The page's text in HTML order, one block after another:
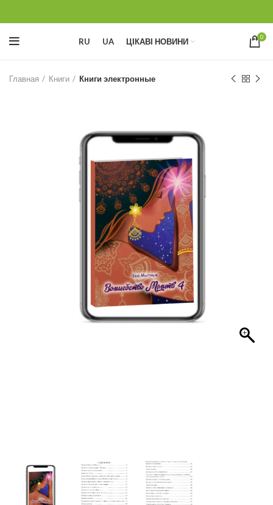
RU UA ЦІКАВІ НОВИНИ 0
Главная Книги Книги электронные